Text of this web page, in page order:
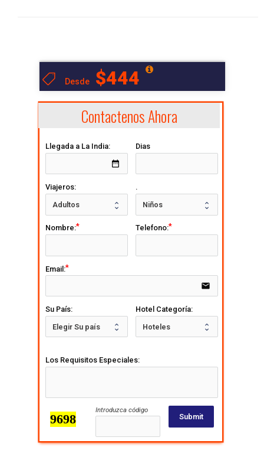
Desde $444
Contactenos Ahora
Llegada a La India:
date_range
Dias
Viajeros: .
Nombre: Telefono:
Email:
email
Su País: Hotel Categoría:
Los Requisitos Especiales:
Introduzca código
Submit